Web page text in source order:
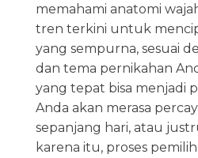
memahami anatomi
tren terkini untuk
yang sempurna, sesuai
dan tema pernikahan
yang tepat bisa menjadi
Anda akan merasa
sepanjang hari, atau
karena itu, proses